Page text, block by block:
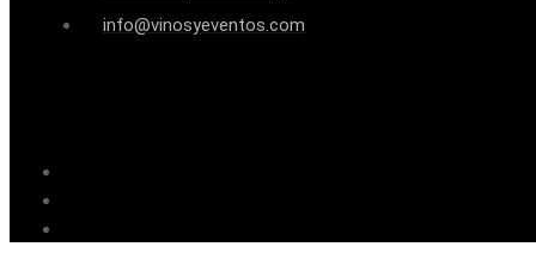
info@vinosyeventos.com